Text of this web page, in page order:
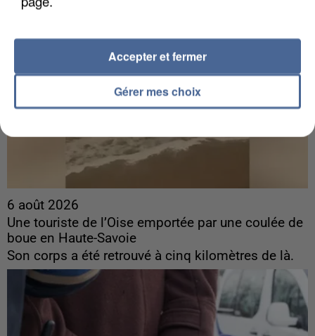
6 août 2026
Une touriste de l’Oise emportée par une coulée de
boue en Haute-Savoie
Son corps a été retrouvé à cinq kilomètres de là.
Gérer mes choix
Accepter et fermer